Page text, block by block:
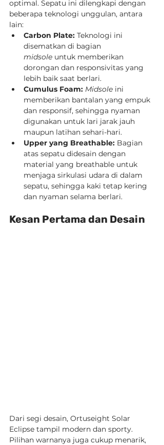
optimal. Sepatu ini dilengkapi dengan
beberapa teknologi unggulan, antara
lain:
Carbon Plate: Teknologi ini
disematkan di bagian
midsole untuk memberikan
dorongan dan responsivitas yang
lebih baik saat berlari.
Cumulus Foam: Midsole ini
memberikan bantalan yang empuk
dan responsif, sehingga nyaman
digunakan untuk lari jarak jauh
maupun latihan sehari-hari.
Upper yang Breathable: Bagian
atas sepatu didesain dengan
material yang breathable untuk
menjaga sirkulasi udara di dalam
sepatu, sehingga kaki tetap kering
dan nyaman selama berlari.
Kesan Pertama dan Desain
Dari segi desain, Ortuseight Solar
Eclipse tampil modern dan sporty.
Pilihan warnanya juga cukup menarik,